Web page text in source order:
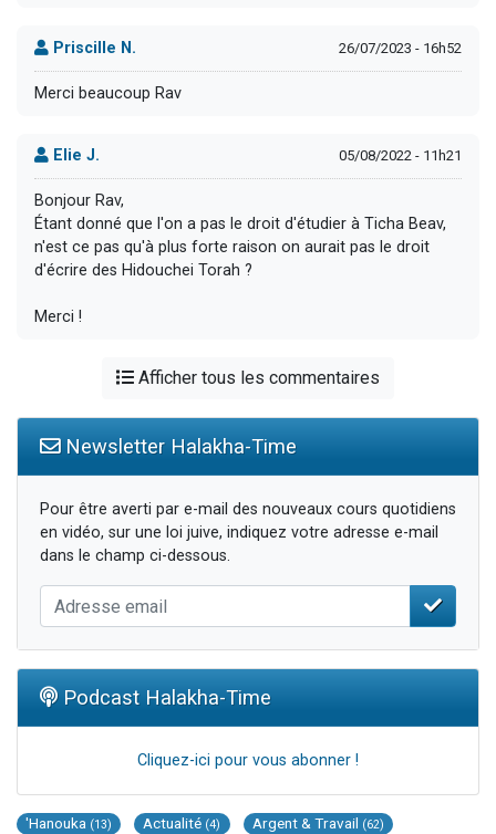
Priscille N. 26/07/2023 - 16h52
Merci beaucoup Rav
Elie J. 05/08/2022 - 11h21
Bonjour Rav,
Étant donné que l'on a pas le droit d'étudier à Ticha Beav,
n'est ce pas qu'à plus forte raison on aurait pas le droit
d'écrire des Hidouchei Torah ?
Merci !
Afficher tous les commentaires
Newsletter Halakha-Time
Pour être averti par e-mail des nouveaux cours quotidiens
en vidéo, sur une loi juive, indiquez votre adresse e-mail
dans le champ ci-dessous.
Podcast Halakha-Time
Cliquez-ici pour vous abonner !
'Hanouka (13) Actualité (4) Argent & Travail (62)